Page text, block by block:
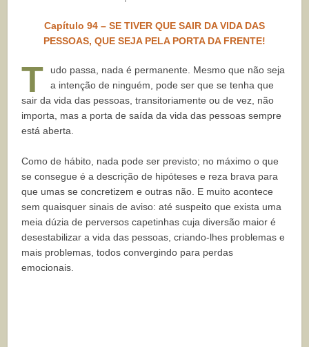
Capítulo 94 – SE TIVER QUE SAIR DA VIDA DAS
PESSOAS, QUE SEJA PELA PORTA DA FRENTE!
T
udo passa, nada é permanente. Mesmo que não seja
a intenção de ninguém, pode ser que se tenha que
sair da vida das pessoas, transitoriamente ou de vez, não
importa, mas a porta de saída da vida das pessoas sempre
está aberta.
Como de hábito, nada pode ser previsto; no máximo o que
se consegue é a descrição de hipóteses e reza brava para
que umas se concretizem e outras não. E muito acontece
sem quaisquer sinais de aviso: até suspeito que exista uma
meia dúzia de perversos capetinhas cuja diversão maior é
desestabilizar a vida das pessoas, criando-lhes problemas e
mais problemas, todos convergindo para perdas
emocionais.